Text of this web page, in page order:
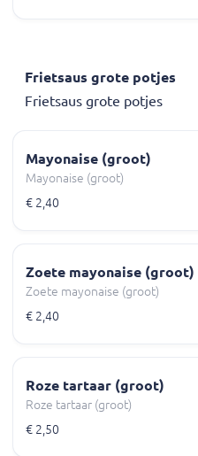
Frietsaus grote potjes
Frietsaus grote potjes
Mayonaise (groot)
Mayonaise (groot)
€ 2,40
Zoete mayonaise (groot)
Zoete mayonaise (groot)
€ 2,40
Roze tartaar (groot)
Roze tartaar (groot)
€ 2,50